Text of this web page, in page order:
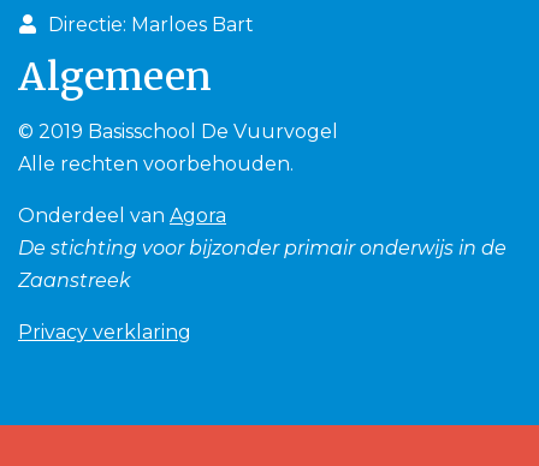
Directie: Marloes Bart
Algemeen
© 2019 Basisschool De Vuurvogel
Alle rechten voorbehouden.
Onderdeel van Agora
De stichting voor bijzonder primair onderwijs in de
Zaanstreek
Privacy verklaring